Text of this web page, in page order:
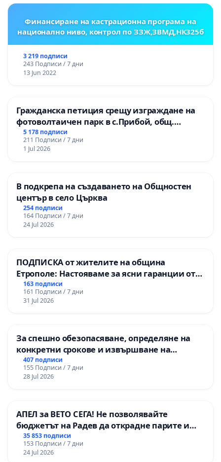
Финансиране на кастрационна програма на
национално ниво, контрол по ЗЗЖ,ЗВМД,НК325б
3 219 подписи
243 Подписи / 7 дни
13 Jun 2022
Гражданска петиция срещу изграждане на
фотоволтаичен парк в с.Прибой, общ.
Радомир
5 178 подписи
211 Подписи / 7 дни
1 Jul 2026
В подкрепа на създаването на Общностен
център в село Църква
254 подписи
164 Подписи / 7 дни
24 Jul 2026
ПОДПИСКА от жителите на община
Етрополе: Настояваме за ясни гаранции от
“Елаците-МЕД” АД и от държавата, че ще се
изпълнят всички екологични норми!
163 подписи
161 Подписи / 7 дни
31 Jul 2026
За спешно обезопасяване, определяне на
конкретни срокове и извършване на
цялостна рехабилитация на
републиканския път между пътен възел АМ
„Тракия“ - гр. Ихтиман - с. Мирово - к.к.
407 подписи
155 Подписи / 7 дни
28 Jul 2026
АПЕЛ за ВЕТО СЕГА! Не позволявайте
бюджетът на Радев да открадне парите и
правата ни в тъмното
35 853 подписи
153 Подписи / 7 дни
24 Jul 2026